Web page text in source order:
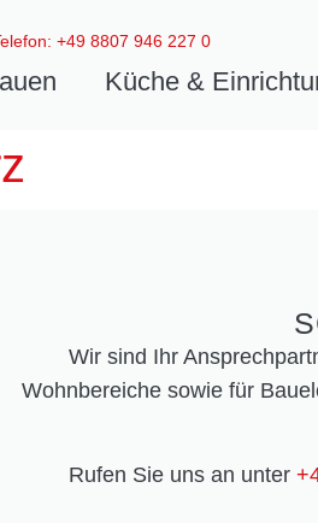
+49 8807 946 227 0
Küche &
Wir sind Ihr
Wohnbereiche sowie für
Rufen Sie uns an unter